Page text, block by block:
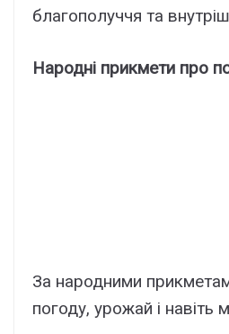
благополуччя та
Народні прикмети про
За народними
погоду, урожай і навіть